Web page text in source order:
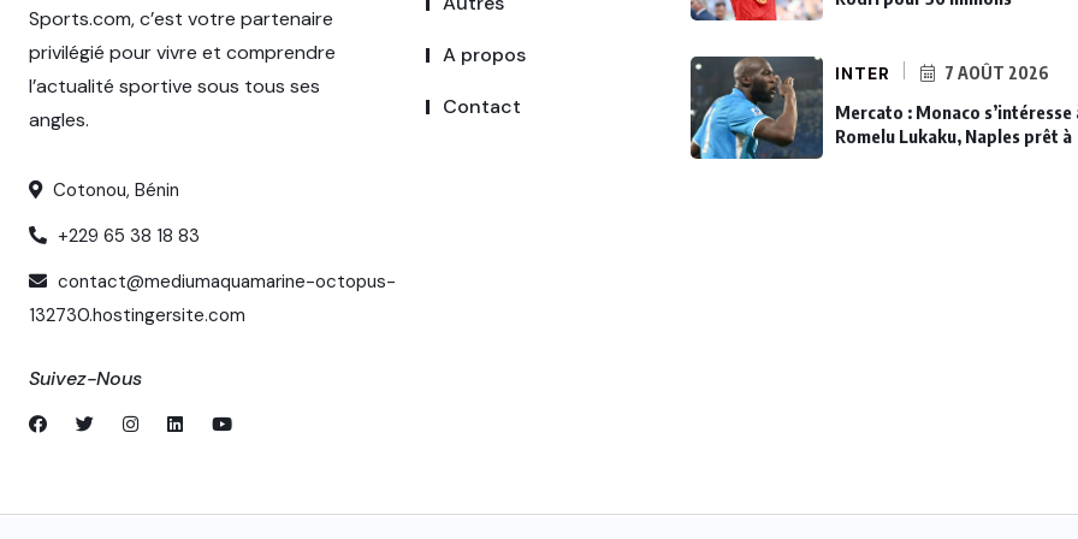
Sports.com, c’est votre partenaire
privilégié pour vivre et comprendre
l’actualité sportive sous tous ses
angles.
Cotonou, Bénin
+229 65 38 18 83
contact@mediumaquamarine-octopus-
132730.hostingersite.com
Suivez-Nous
A propos
Contact
INTER 7 AOÛT 2026
Mercato : Monaco s’intéresse
Romelu Lukaku, Naples prêt à